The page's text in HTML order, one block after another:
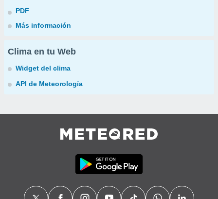
PDF
Más información
Clima en tu Web
Widget del clima
API de Meteorología